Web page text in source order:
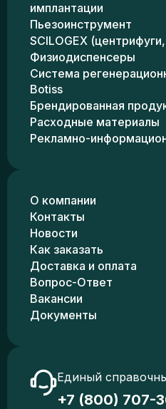
имплантации
Пьезоинструмент
SCILOGEX
Физиодиспенсеры
Система
Botiss
Брендированная
Расходные материалы
Рекламно-
О компании
Контакты
Новости
Как заказать
Доставка и оплата
Вопрос-Ответ
Вакансии
Документы
Единый
+7 (800) 707-